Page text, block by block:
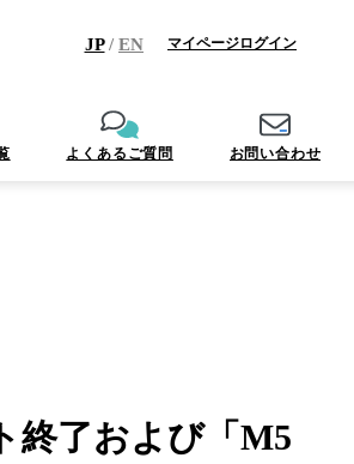
JP / EN マイページログイン
よくあるご質問 お問い合わせ
終了および「M5